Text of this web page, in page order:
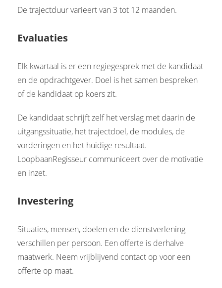
De trajectduur varieert van 3 tot 12 maanden.
Evaluaties
Elk kwartaal is er een regiegesprek met de kandidaat
en de opdrachtgever. Doel is het samen bespreken
of de kandidaat op koers zit.
De kandidaat schrijft zelf het verslag met daarin de
uitgangssituatie, het trajectdoel, de modules, de
vorderingen en het huidige resultaat.
LoopbaanRegisseur communiceert over de motivatie
en inzet.
Investering
Situaties, mensen, doelen en de dienstverlening
verschillen per persoon. Een offerte is derhalve
maatwerk. Neem vrijblijvend contact op voor een
offerte op maat.